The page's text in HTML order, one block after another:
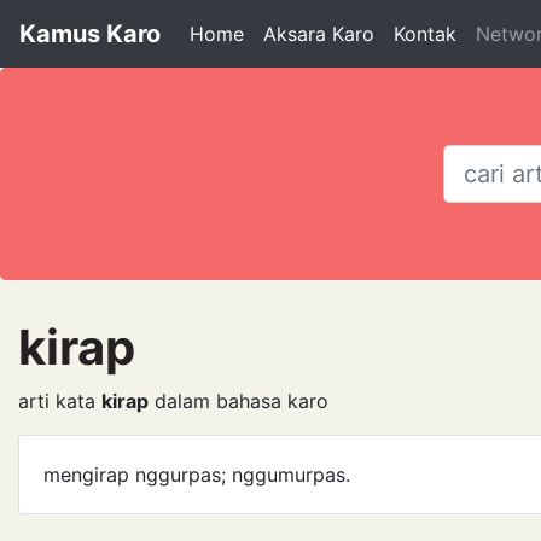
Kamus Karo Home Aksara Karo Kontak
kirap
arti kata kirap dalam bahasa karo
mengirap nggurpas; nggumurpas.